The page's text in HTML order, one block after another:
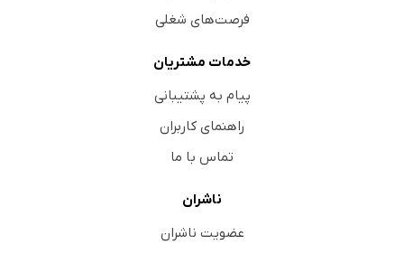
فرصت‌های شغلی
خدمات مشتریان
پیام به پشتیبانی
راهنمای کاربران
تماس با ما
ناشران
عضویت ناشران